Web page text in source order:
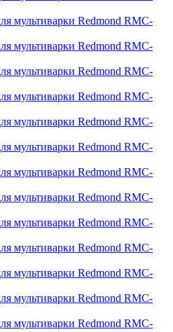
мультиварки Redmond RMC-
мультиварки Redmond RMC-
мультиварки Redmond RMC-
мультиварки Redmond RMC-
мультиварки Redmond RMC-
мультиварки Redmond RMC-
мультиварки Redmond RMC-
мультиварки Redmond RMC-
мультиварки Redmond RMC-
мультиварки Redmond RMC-
мультиварки Redmond RMC-
мультиварки Redmond RMC-
мультиварки Redmond RMC-